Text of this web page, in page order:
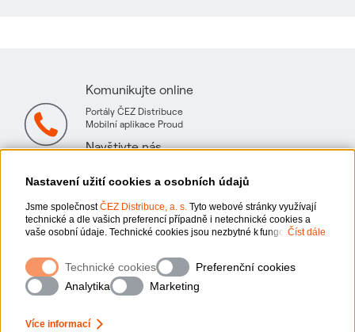
Nastavení užití cookies a osobních údajů
Jsme společnostČEZ Distribuce, a. s. Tyto webové stránky využívají
technické a dle vašich preferencí případně i netechnické cookies a
vaše osobní údaje. Technické cookies jsou nezbytné k fungování
webové stránky vašim preferencím, k personalizaci reklam a analytice.
Pro sběr a zpracování netechnických cookies a vašich osobních údajů,
nám můžete udělit souhlas. Bližší informace o vašich právech,
zpracování osobních údajů, včetně možnosti odvolání udělených
Číst dále
Technické cookies
Preferenční cookies
Analytika
Marketing
Více informací
Komunikujte online
Portály ČEZ Distribuce
Mobilní aplikace Proud
Navštivte nás
Ochrana osobních údajů